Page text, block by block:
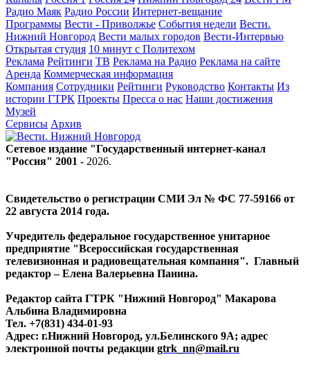
Радио Маяк Радио России Интернет-вещание
Программы Вести - Приволжье События недели Вести.
Нижний Новгород Вести малых городов Вести-Интервью
Открытая студия 10 минут с Политехом
Реклама Рейтинги ТВ Реклама на Радио Реклама на сайте
Аренда Коммерческая информация
Компания Сотрудники Рейтинги Руководство Контакты Из
истории ГТРК Проекты Пресса о нас Наши достижения
Музей
Сервисы Архив
Сетевое издание "Государственный интернет-канал
"Россия" 2001 - 2026.
Свидетельство о регистрации СМИ Эл № ФС 77-59166 от
22 августа 2014 года.
Учредитель федеральное государственное унитарное
предприятие "Всероссийская государственная
телевизионная и радиовещательная компания". Главный
редактор – Елена Валерьевна Панина.
Редактор сайта ГТРК "Нижний Новгород" Макарова
Альбина Владимировна
Тел. +7(831) 434-01-93
Адрес: г.Нижний Новгород, ул.Белинского 9А; адрес
электронной почты редакции gtrk_nn@mail.ru